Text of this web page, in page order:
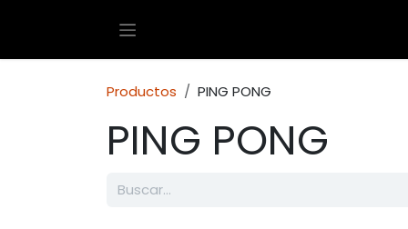
Productos PING PONG
PING PONG